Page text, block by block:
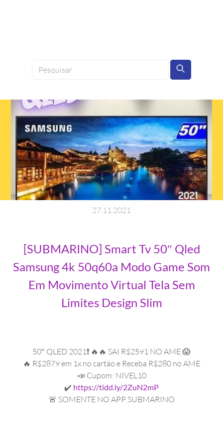
27 11 2021
[SUBMARINO] Smart Tv 50″ Qled
Samsung 4k 50q60a Modo Game Som
Em Movimento Virtual Tela Sem
Limites Design Slim
50″ QLED 2021❗ 🔥🔥 SAI R$2591 NO AME 😱
🔥 R$2879 em 1x no cartão e Receba R$280 no AME
📣 Cupom: NIVEL10
✔️ https://tidd.ly/2ZuN2mP
🚨 SOMENTE NO APP SUBMARINO